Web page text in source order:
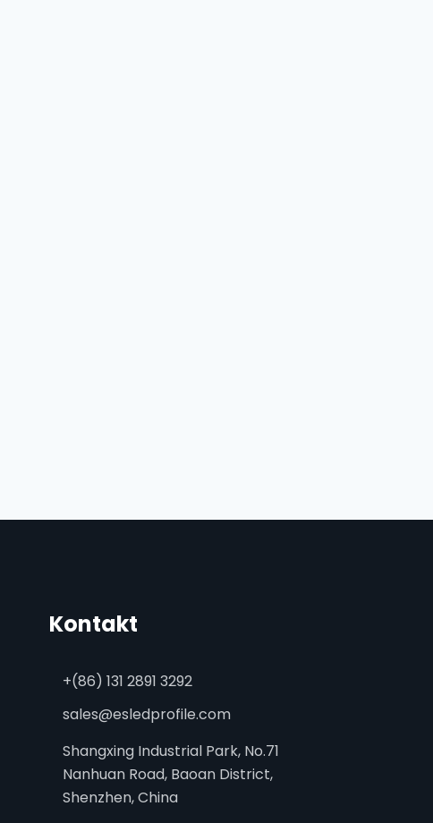
Kontakt
+(86) 131 2891 3292
sales@esledprofile.com
Shangxing Industrial Park, No.71
Nanhuan Road, Baoan District,
Shenzhen, China